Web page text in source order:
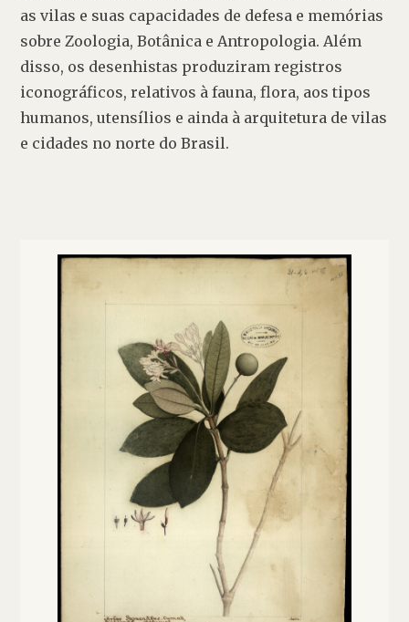
as vilas e suas capacidades de defesa e memórias
sobre Zoologia, Botânica e Antropologia. Além
disso, os desenhistas produziram registros
iconográficos, relativos à fauna, flora, aos tipos
humanos, utensílios e ainda à arquitetura de vilas
e cidades no norte do Brasil.